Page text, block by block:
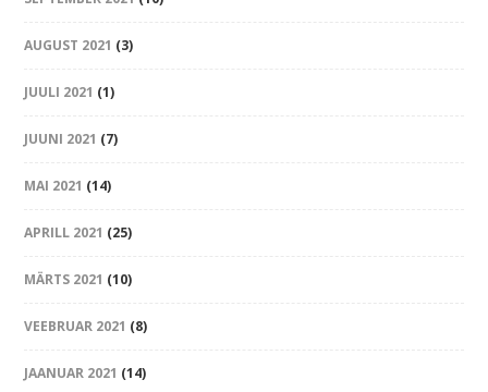
AUGUST 2021 (3)
JUULI 2021 (1)
JUUNI 2021 (7)
MAI 2021 (14)
APRILL 2021 (25)
MÄRTS 2021 (10)
VEEBRUAR 2021 (8)
JAANUAR 2021 (14)